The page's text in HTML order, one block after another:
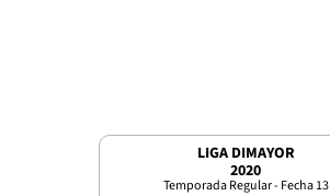
LIGA DIMAYOR
2020
Temporada Regular - Fecha 13